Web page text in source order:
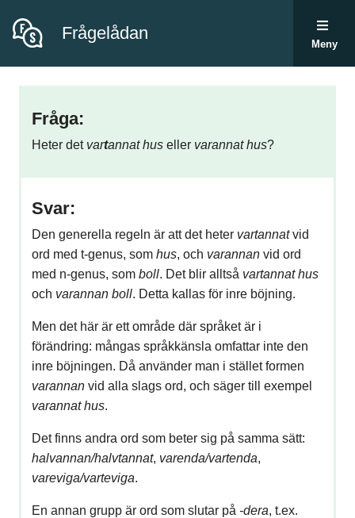
Frågelådan
Meny
Fråga:
Heter det vartannat huseller varannat hus?
Svar:
Den generella regeln är att det heter vartannatvid
ord med t-genus, som hus, och varannanvid ord
med n-genus, som boll. Det blir alltså vartannat hus
och varannan boll. Detta kallas för inre böjning.
Men det här är ett område där språket är i
förändring: mångas språkkänsla omfattar inte den
inre böjningen. Då använder man i stället formen
varannanvid alla slags ord, och säger till exempel
varannat hus.
Det finns andra ord som beter sig på samma sätt:
halvannan/halvtannat, varenda/vartenda,
vareviga/varteviga.
En annan grupp är ord som slutar på -dera, t.ex.